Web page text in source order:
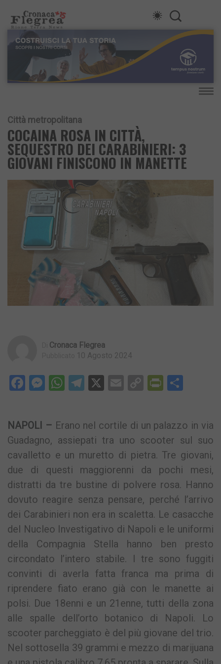
Città metropolitana
COCAINA ROSA IN CITTÀ,
SEQUESTRO DEI CARABINIERI: 3
GIOVANI FINISCONO IN MANETTE
Cronaca Flegrea
10 Agosto 2024
Facebook
Messenger
WhatsApp
Telegram
X EmailCopy
NAPOLI – Erano nel cortile di un palazzo in via
Guadagno, assiepati tra uno scooter sul suo
cavalletto e un muretto di pietra. Tre giovani,
due di questi maggiorenni da pochi mesi,
distratti da tre bustine di polvere rosa. Hanno
dovuto reagire senza pensare, perché l’arrivo
dei Carabinieri non era in scaletta. Le casacche
del Nucleo Investigativo di Napoli e le uniformi
della Compagnia Stella hanno ben presto
circondato l’intero stabile. I tre sono fuggiti
convinti di averla fatta franca ma prima di
riprendere fiato erano già con le manette ai
polsi. Due 18enni e un 21enne, tutti della zona
alle spalle dell’orto botanico di Napoli. Lo
scooter parcheggiato è del più giovane del trio.
Nel sottosella 39 grammi e mezzo di marijuana